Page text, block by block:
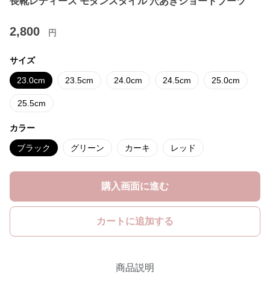
2,800 円
サイズ
23.0cm 23.5cm 24.0cm 24.5cm 25.0cm
25.5cm
カラー
ブラック グリーン カーキ レッド
購入画面に進む
カートに追加する
商品説明